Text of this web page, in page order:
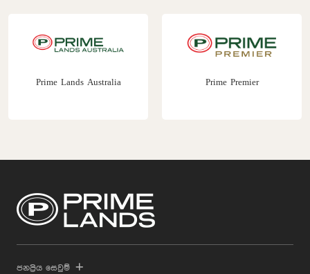
Prime Lands Australia Prime Premier
ජනප්‍රිය සෙවුම්